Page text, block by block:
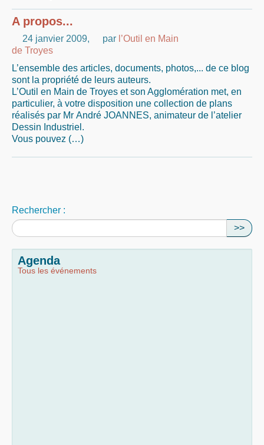
A propos...
24 janvier 2009, par l’Outil en Main
de Troyes
L’ensemble des articles, documents, photos,... de ce blog
sont la propriété de leurs auteurs.
L’Outil en Main de Troyes et son Agglomération met, en
particulier, à votre disposition une collection de plans
réalisés par Mr André JOANNES, animateur de l’atelier
Dessin Industriel.
Vous pouvez (…)
Rechercher :
>>
Agenda
Tous les événements